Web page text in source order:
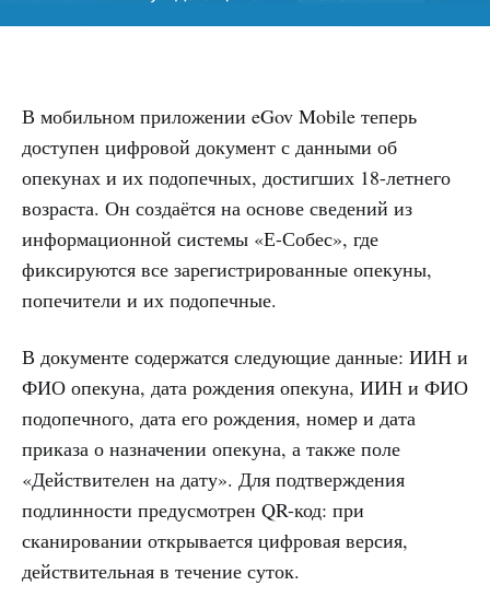
В мобильном приложении eGov Mobile теперь
доступен цифровой документ с данными об
опекунах и их подопечных, достигших 18-летнего
возраста. Он создаётся на основе сведений из
информационной системы «Е-Собес», где
фиксируются все зарегистрированные опекуны,
попечители и их подопечные.
В документе содержатся следующие данные: ИИН и
ФИО опекуна, дата рождения опекуна, ИИН и ФИО
подопечного, дата его рождения, номер и дата
приказа о назначении опекуна, а также поле
«Действителен на дату». Для подтверждения
подлинности предусмотрен QR-код: при
сканировании открывается цифровая версия,
действительная в течение суток.